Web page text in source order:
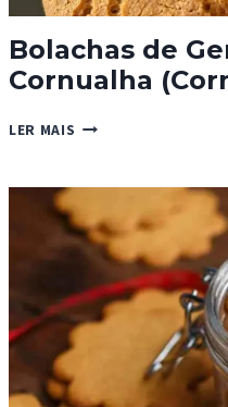
Bolachas de
Cornualha
LER MAIS BOLACHAS
DA
CORNUALHA
(CORNISH
FAIRINGS)